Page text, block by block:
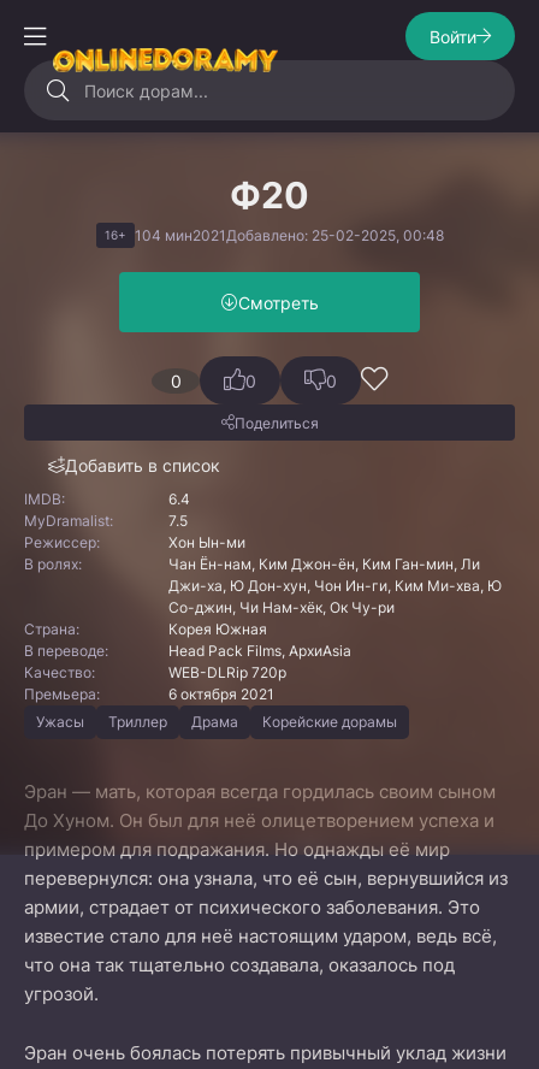
Войти
Ф20
16+ 104 мин2021 Добавлено: 25-02-2025, 00:48
Смотреть
0
Добавить в список
0 0
Поделиться
IMDB:
6.4
MyDramalist:
7.5
Режиссер:
Хон Ын-ми
В ролях:
Чан Ён-нам, Ким Джон-ён, Ким Ган-мин, Ли
Джи-ха, Ю Дон-хун, Чон Ин-ги, Ким Ми-хва, Ю
Со-джин, Чи Нам-хёк, Ок Чу-ри
Страна:
Корея Южная
В переводе:
Head Pack Films, АрхиAsia
Качество:
WEB-DLRip 720p
Премьера:
6 октября 2021
Ужасы
Триллер Драма Корейские дорамы
Эран — мать, которая всегда гордилась своим сыном
До Хуном. Он был для неё олицетворением успеха и
примером для подражания. Но однажды её мир
перевернулся: она узнала, что её сын, вернувшийся из
армии, страдает от психического заболевания. Это
известие стало для неё настоящим ударом, ведь всё,
что она так тщательно создавала, оказалось под
угрозой.
Эран очень боялась потерять привычный уклад жизни